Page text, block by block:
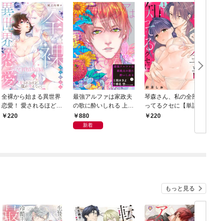
全裸から始まる異世界
恋愛！ 愛されるほど、
服が増えていく…【単
220
最強アルファは家政夫
の歌に酔いしれる 上
【単行本版】
880
新着
琴森さん、私の全部知
ってるクセに【単話】
1 220
もっと見る